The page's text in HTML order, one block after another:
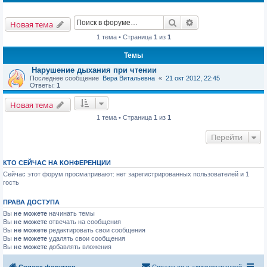
Новая тема Поиск
1 тема • Страница 1 из 1
Темы
Нарушение дыхания при чтении
Последнее сообщение Вера Витальевна « 21 окт 2012, 22:45
Ответы: 1
Новая тема
1 тема • Страница 1 из 1
Перейти
КТО СЕЙЧАС НА КОНФЕРЕНЦИИ
Сейчас этот форум просматривают: нет зарегистрированных пользователей и 1
гость
ПРАВА ДОСТУПА
Вы не можете начинать темы
Вы не можете отвечать на сообщения
Вы не можете редактировать свои сообщения
Вы не можете удалять свои сообщения
Вы не можете добавлять вложения